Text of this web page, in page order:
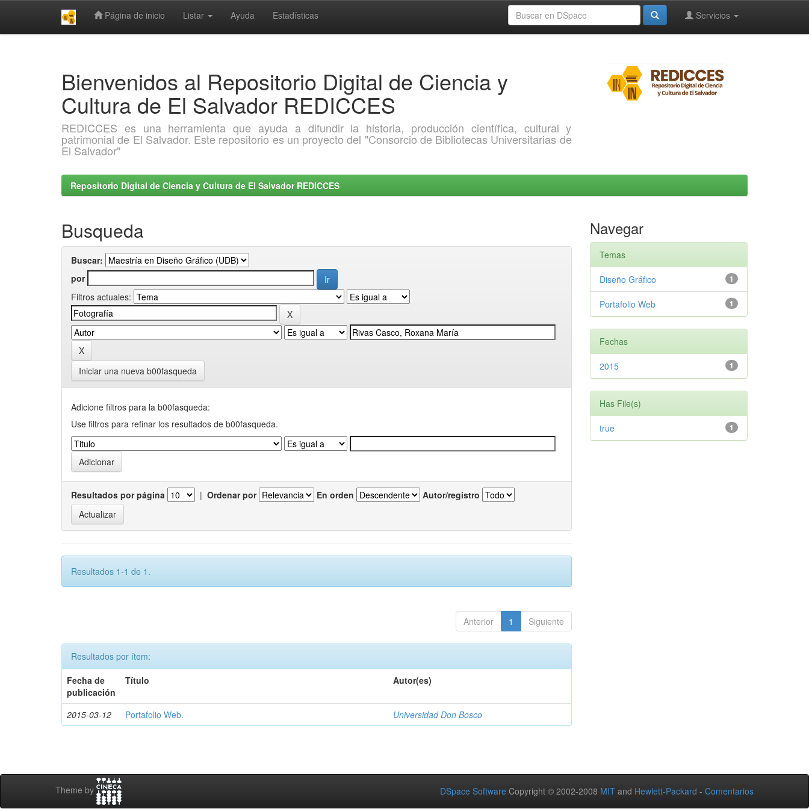
Página de inicio Listar Ayuda Estadísticas Servicios
Bienvenidos al Repositorio Digital de Ciencia y
Cultura de El Salvador REDICCES
REDICCES es una herramienta que ayuda a difundir la historia, producción científica, cultural y
patrimonial de El Salvador. Este repositorio es un proyecto del "Consorcio de Bibliotecas Universitarias de
El Salvador"
Repositorio Digital de Ciencia y Cultura de El Salvador REDICCES
Busqueda
Buscar:
por
Filtros actuales:
Iniciar una nueva b00fasqueda
Adicione filtros para la b00fasqueda:
Use filtros para refinar los resultados de b00fasqueda.
Resultados por página | Ordenar por En orden Autor/registro
Resultados 1-1 de 1.
Anterior 1 Siguiente
Resultados por ítem:
Fecha de
publicación
Título Autor(es)
2015-03-12 Portafolio Web. Universidad Don Bosco
Navegar
Temas
1
Diseño Gráfico
1
Portafolio Web
Fechas
1
2015
Has File(s)
1
true
Theme by DSpace Software Copyright © 2002-2008 MIT and Hewlett-Packard - Comentarios